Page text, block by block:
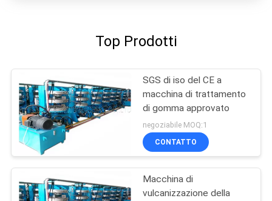
Top Prodotti
SGS di iso del CE a
macchina di trattamento
di gomma approvato
negoziabile MOQ:1
CONTATTO
Macchina di
vulcanizzazione della